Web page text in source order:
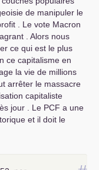
de manipuler le
. Le vote Macron
. Alors nous
ce qui est le plus
ce capitalisme en
la vie de millions
arrêter le massacre
capitaliste
jour . Le PCF a une
et il doit le